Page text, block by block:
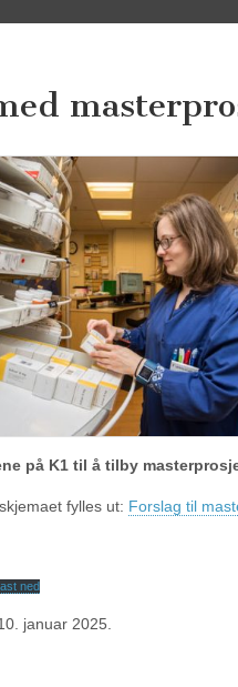
på K1 til å tilby
fylles ut: Forslag til
Last ned
januar 2025.